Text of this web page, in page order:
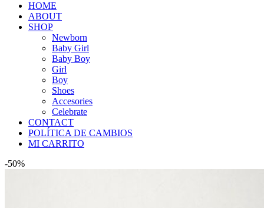
HOME
ABOUT
SHOP
Newborn
Baby Girl
Baby Boy
Girl
Boy
Shoes
Accesories
Celebrate
CONTACT
POLÍTICA DE CAMBIOS
MI CARRITO
-50%